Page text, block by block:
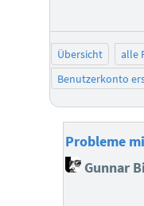
Übersicht alle
Benutzerkonto
Probleme
Gunnar